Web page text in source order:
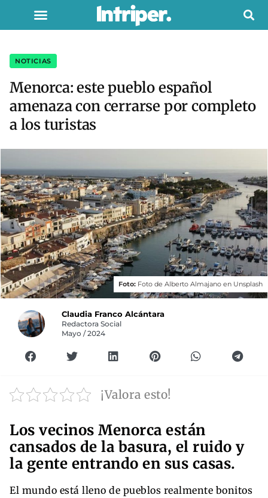
NOTICIAS
Menorca: este pueblo español
amenaza con cerrarse por completo
a los turistas
Foto: Foto de Alberto Almajano en Unsplash
Claudia Franco Alcántara
Redactora Social
Mayo / 2024
¡Valora esto!
Los vecinos Menorca están
cansados de la basura, el ruido y
la gente entrando en sus casas.
El mundo está lleno de pueblos realmente bonitos